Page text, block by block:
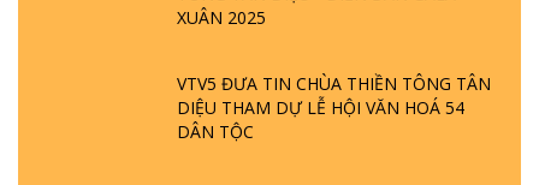
XUÂN 2025
VTV5 ĐƯA TIN CHÙA THIỀN TÔNG TÂN
DIỆU THAM DỰ LỄ HỘI VĂN HOÁ 54
DÂN TỘC